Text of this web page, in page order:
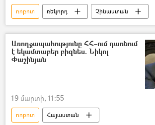
ռոբոտ ռեկորդ
Չինաստան
վազք
Տեսանյութեր տեսանյութ
Առողջապահությունը ՀՀ–ում դառնում
է եկամտաբեր բիզնես. Նիկոլ
Փաշինյան
19 մարտի, 11:55
ռոբոտ
Հայաստան